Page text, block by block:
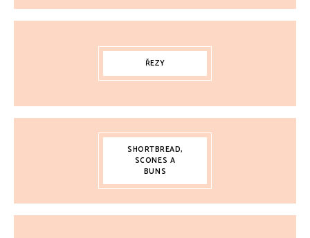
ŘEZY
SHORTBREAD,
SCONES A
BUNS